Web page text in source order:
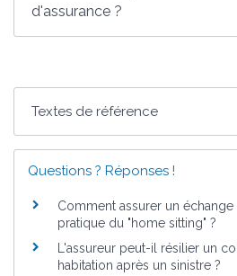
d'assurance ?
Textes de référence
Questions ? Réponses !
Comment assurer un
pratique du "home sitting" ?
L'assureur peut-il résilier un
habitation après un sinistre ?